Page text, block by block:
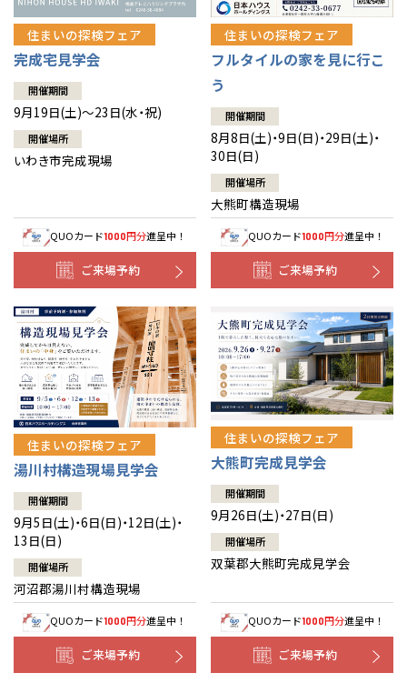
住まいの探検フェア
完成宅見学会
開催期間
9月19日(土)～23日(水・祝)
開催場所
いわき市完成現場
QUOカード1000円分進呈中！
ご来場予約
住まいの探検フェア
フルタイルの家を見に行こ
う
開催期間
8月8日(土)・9日(日)・29日(土)・
30日(日)
開催場所
大熊町構造現場
QUOカード1000円分進呈中！
ご来場予約
住まいの探検フェア
湯川村構造現場見学会
開催期間
9月5日(土)・6日(日)・12日(土)・
13日(日)
開催場所
河沼郡湯川村構造現場
QUOカード1000円分進呈中！
ご来場予約
住まいの探検フェア
大熊町完成見学会
開催期間
9月26日(土)・27日(日)
開催場所
双葉郡大熊町完成見学会
QUOカード1000円分進呈中！
ご来場予約